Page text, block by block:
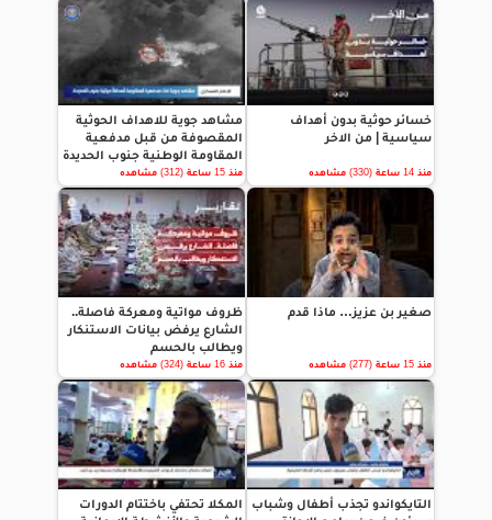
خسائر حوثية بدون أهداف
سياسية | من الاخر
منذ 14 ساعة (330) مشاهده
مشاهد جوية للاهداف الحوثية
المقصوفة من قبل مدفعية
المقاومة الوطنية جنوب الحديدة
منذ 15 ساعة (312) مشاهده
صغير بن عزيز… ماذا قدم
منذ 15 ساعة (277) مشاهده
ظروف مواتية ومعركة فاصلة..
الشارع يرفض بيانات الاستنكار
ويطالب بالحسم
منذ 16 ساعة (324) مشاهده
التايكواندو تجذب أطفال وشباب
المكلا تحتفي باختتام الدورات